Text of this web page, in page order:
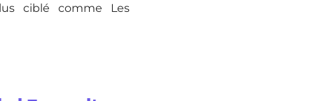
ciblé comme Les